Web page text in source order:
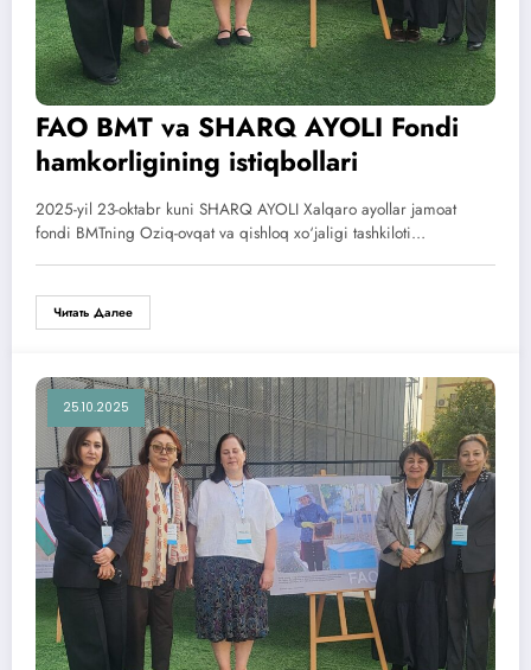
FAO BMT va SHARQ AYOLI Fondi
hamkorligining istiqbollari
2025-yil 23-oktabr kuni SHARQ AYOLI Xalqaro ayollar jamoat
fondi BMTning Oziq-ovqat va qishloq xo‘jaligi tashkiloti…
Читать Далее
25.10.2025